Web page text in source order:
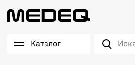
Каталог